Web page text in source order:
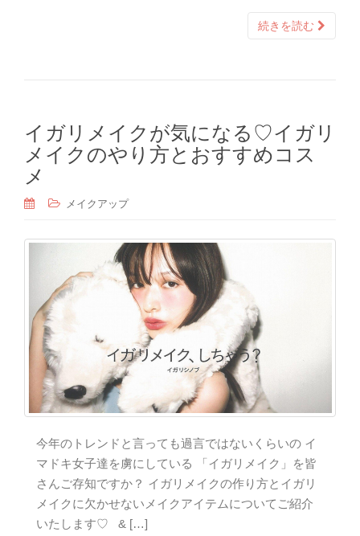
続きを読む
イガリメイクが気になる♡イガリ
メイクのやり方とおすすめコス
メ
メイクアップ
今年のトレンドと言っても過言ではないくらいの イ
マドキ女子達を虜にしている 「イガリメイク」を皆
さんご存知ですか？ イガリメイクの作り方とイガリ
メイクに欠かせないメイクアイテムについてご紹介
いたします♡ & […]